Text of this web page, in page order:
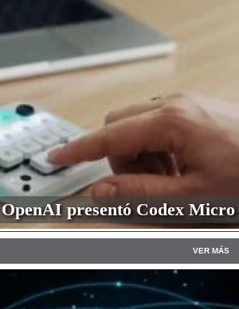
OpenAI presentó Codex Micro
VER MÁS